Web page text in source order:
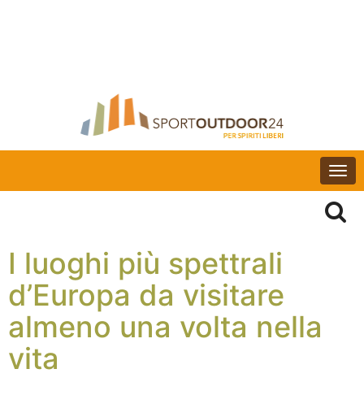
I luoghi più spettrali
d’Europa da visitare
almeno una volta nella
vita